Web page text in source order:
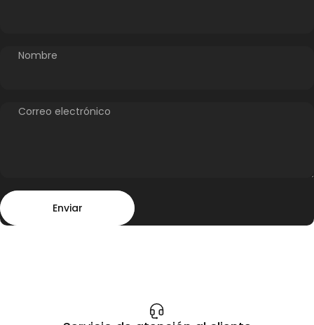
Nombre
Correo electrónico
Enviar
Enviar